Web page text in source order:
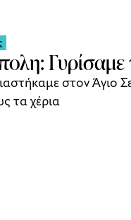
Γυρίσαμε
στον Άγιο
τα χέρια